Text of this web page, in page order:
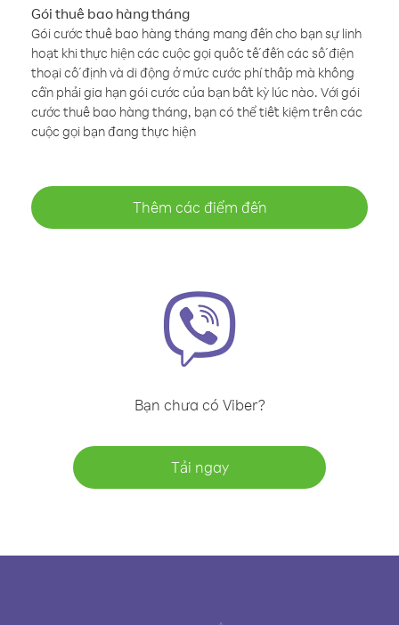
Gói thuê bao hàng tháng
Gói cước thuê bao hàng tháng mang đến cho bạn sự linh
hoạt khi thực hiện các cuộc gọi quốc tế đến các số điện
thoại cố định và di động ở mức cước phí thấp mà không
cần phải gia hạn gói cước của bạn bất kỳ lúc nào. Với gói
cước thuê bao hàng tháng, bạn có thể tiết kiệm trên các
cuộc gọi bạn đang thực hiện
Thêm các điểm đến
Bạn chưa có Viber?
Tải ngay